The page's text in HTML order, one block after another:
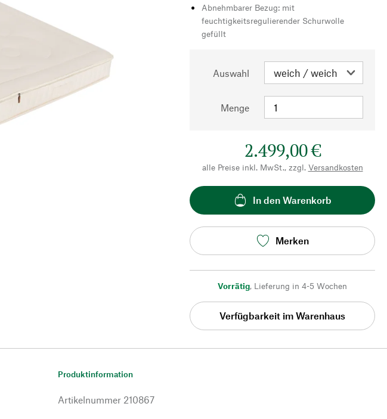
Abnehmbarer Bezug: mit
feuchtigkeitsregulierender Schurwolle
gefüllt
Auswahl
Menge
2.499,00 €
alle Preise inkl. MwSt., zzgl. Versandkosten
In den Warenkorb
Merken
Vorrätig, Lieferung in 4-5 Wochen
Verfügbarkeit im Warenhaus
Produktinformation
Artikelnummer 210867